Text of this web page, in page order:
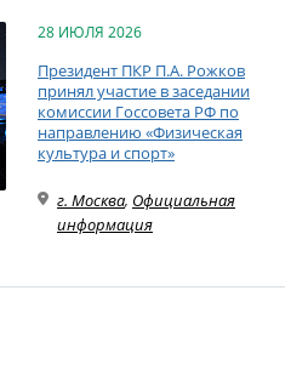
28 ИЮЛЯ 2026
Президент ПКР П.А. Рожков
принял участие в заседании
комиссии Госсовета РФ по
направлению «Физическая
культура и спорт»
г. Москва, Официальная
информация